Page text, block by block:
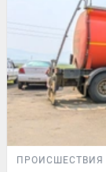
ПРОИСШЕСТВИЯ